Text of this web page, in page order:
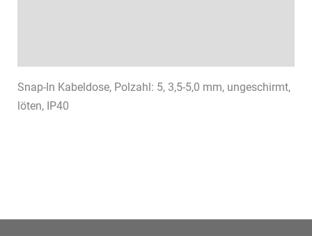
Snap-In Kabeldose, Polzahl: 5, 3,5-5,0 mm, ungeschirmt,
löten, IP40